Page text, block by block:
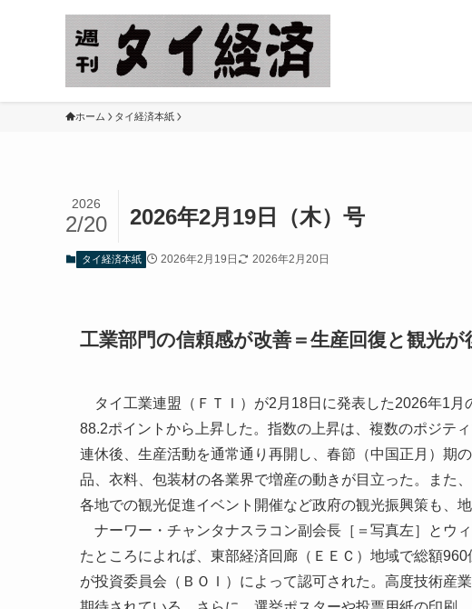
ホーム タイ経済本紙
2026年2月19日（木）号
2026
2/20
タイ経済本紙 2026年2月19日 2026年2月20日
工業部門の信頼感が改善＝生産回復と観光が
タイ工業連盟（ＦＴＩ）が2月18日に発表した2026年1
88.2ポイントから上昇した。指数の上昇は、複数のポジテ
連休後、生産活動を通常通り再開し、春節（中国正月）期
品、衣料、包装材の各業界で増産の動きが目立った。また
各地での観光促進イベント開催など政府の観光振興策も、
ナーワー・チャンタナスラコン副会長［＝写真左］とウ
たところによれば、東部経済回廊（ＥＥＣ）地域で総額
が投資委員会（ＢＯＩ）によって認可された。高度技術産